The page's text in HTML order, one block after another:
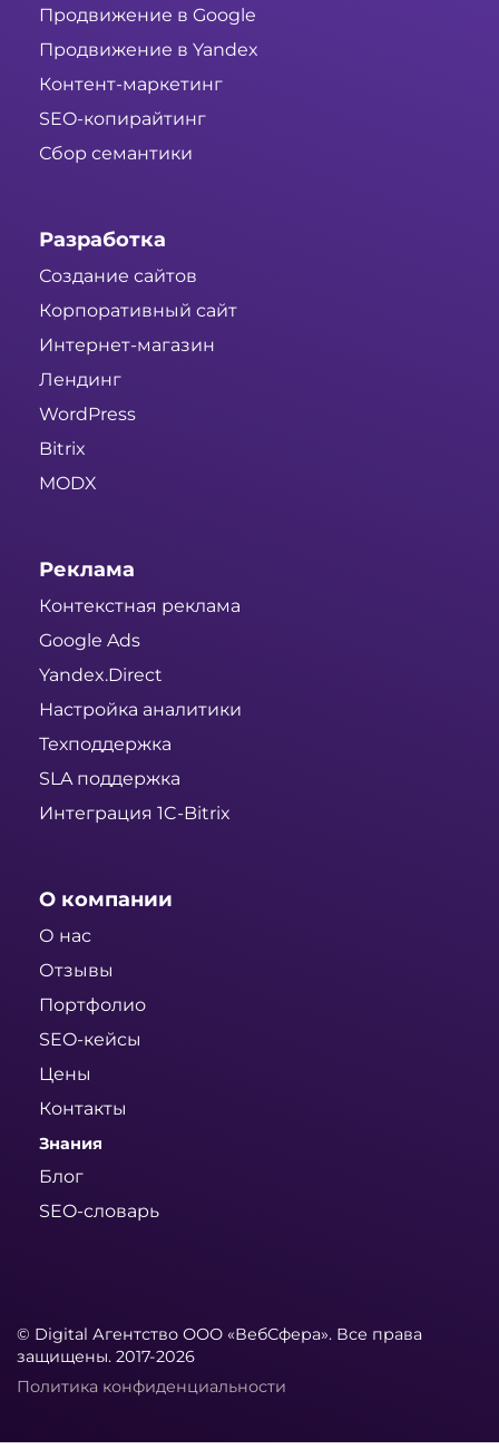
Продвижение в Google
Продвижение в Yandex
Контент-маркетинг
SEO-копирайтинг
Сбор семантики
Разработка
Создание сайтов
Корпоративный сайт
Интернет-магазин
Лендинг
WordPress
Bitrix
MODX
Реклама
Контекстная реклама
Google Ads
Yandex.Direct
Настройка аналитики
Техподдержка
SLA поддержка
Интеграция 1C-Bitrix
О компании
О нас
Отзывы
Портфолио
SEO-кейсы
Цены
Контакты
Знания
Блог
SEO-словарь
© Digital Агентство ООО «ВебСфера». Все права
защищены. 2017-2026
Политика конфиденциальности